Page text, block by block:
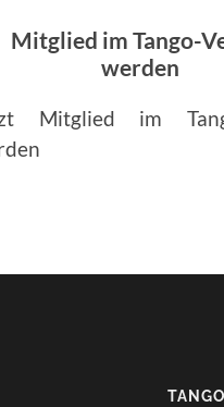
Mitglied im Tango-
werden
Mitglied im